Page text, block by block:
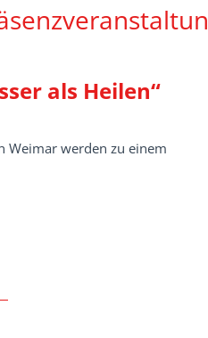
als Heilen“
Weimar werden zu einem